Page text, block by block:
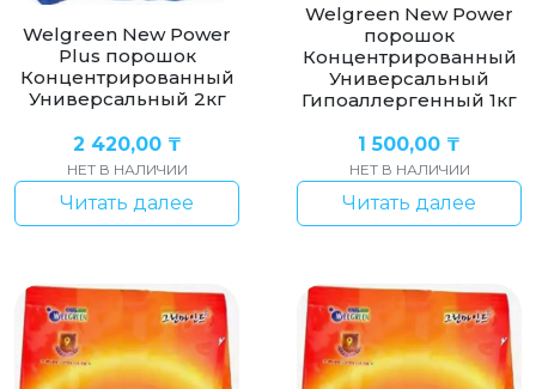
Welgreen New Power
Plus порошок
Концентрированный
Универсальный 2кг
2 420,00 ₸
НЕТ В НАЛИЧИИ
Читать далее
Welgreen New Power
порошок
Концентрированный
Универсальный
Гипоаллергенный 1кг
1 500,00 ₸
НЕТ В НАЛИЧИИ
Читать далее